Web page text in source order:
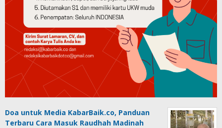
Doa untuk Media KabarBaik.co, Panduan
Terbaru Cara Masuk Raudhah Madinah